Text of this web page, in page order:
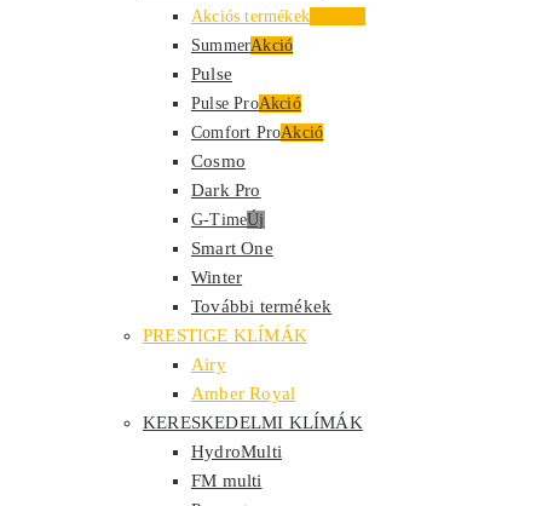
Akciós termékek
SummerAkció
Pulse
Pulse ProAkció
Comfort ProAkció
Cosmo
Dark Pro
G-TimeÚj
Smart One
Winter
További termékek
PRESTIGE KLÍMÁK
Airy
Amber Royal
KERESKEDELMI KLÍMÁK
HydroMulti
FM multi